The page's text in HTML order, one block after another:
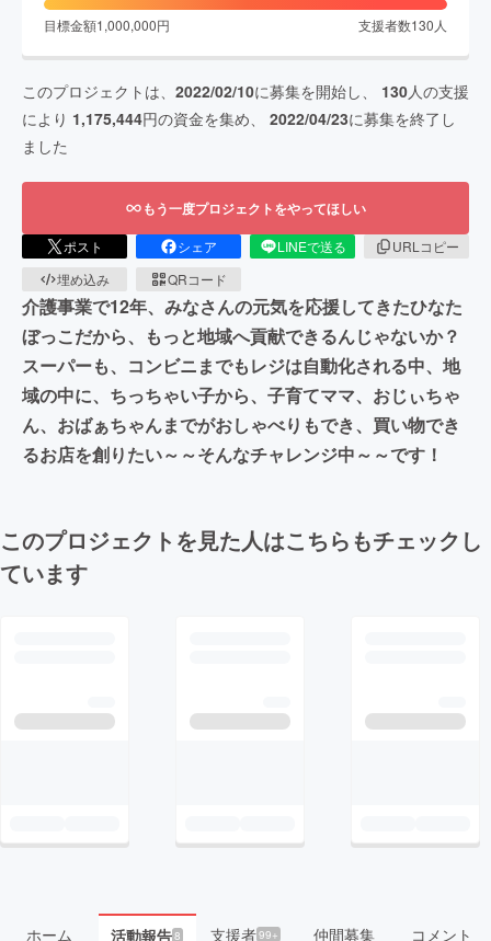
目標金額1,000,000円 支援者数130 人
このプロジェクトは、 2022/02/10に募集を開始し、 130人の支援
により 1,175,444円の資金を集め、 2022/04/23に募集を終了し
ました
もう一度プロジェクトをやってほしい
ポスト シェア LINEで送る
URLコピー
埋め込み
QRコード
介護事業で12年、みなさんの元気を応援してきたひなた
ぼっこだから、もっと地域へ貢献できるんじゃないか？
スーパーも、コンビニまでもレジは自動化される中、地
域の中に、ちっちゃい子から、子育てママ、おじぃちゃ
ん、おばぁちゃんまでがおしゃべりもでき、買い物でき
るお店を創りたい～～そんなチャレンジ中～～です！
このプロジェクトを見た人はこちらもチェックし
ています
ホーム 活動報告8 支援者99+ 仲間募集 コメント